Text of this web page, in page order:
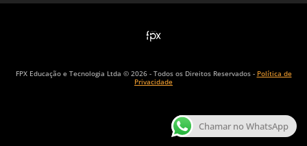
FPX Educação e Tecnologia Ltda © 2026 - Todos os Direitos Reservados - Política de
Privacidade
Chamar no WhatsApp